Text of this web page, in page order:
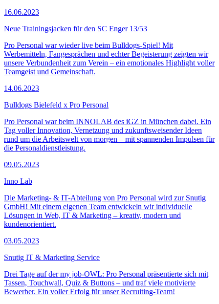
16.06.2023
Neue Trainingsjacken für den SC Enger 13/53
Pro Personal war wieder live beim Bulldogs-Spiel! Mit
Werbemitteln, Fangesprächen und echter Begeisterung zeigten wir
unsere Verbundenheit zum Verein – ein emotionales Highlight voller
Teamgeist und Gemeinschaft.
14.06.2023
Bulldogs Bielefeld x Pro Personal
Pro Personal war beim INNOLAB des iGZ in München dabei. Ein
Tag voller Innovation, Vernetzung und zukunftsweisender Ideen
rund um die Arbeitswelt von morgen – mit spannenden Impulsen für
die Personaldienstleistung.
09.05.2023
Inno Lab
Die Marketing- & IT-Abteilung von Pro Personal wird zur Snutig
GmbH! Mit einem eigenen Team entwickeln wir individuelle
Lösungen in Web, IT & Marketing – kreativ, modern und
kundenorientiert.
03.05.2023
Snutig IT & Marketing Service
Drei Tage auf der my job-OWL: Pro Personal präsentierte sich mit
Tassen, Touchwall, Quiz & Buttons – und traf viele motivierte
Bewerber. Ein voller Erfolg für unser Recruiting-Team!